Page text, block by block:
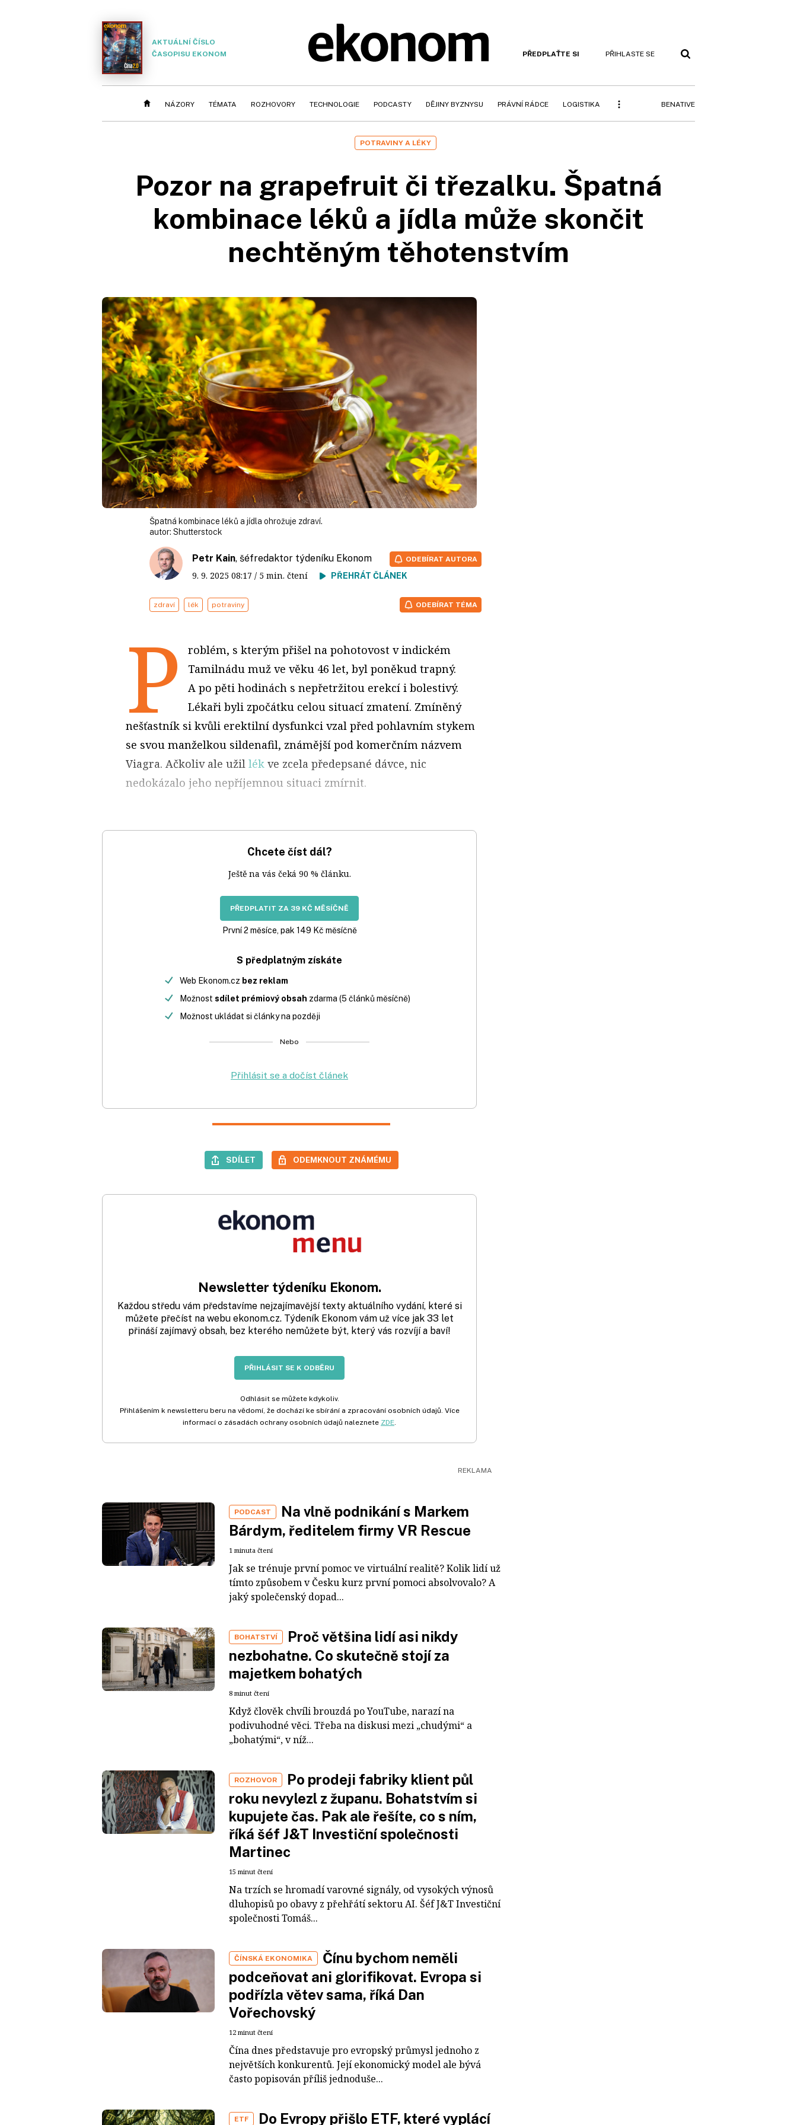
AKTUÁLNÍ ČÍSLO
ČASOPISU EKONOM
PŘEDPLAŤTE SI PŘIHLASTE SE
NÁZORY TÉMATA ROZHOVORY TECHNOLOGIE PODCASTY DĚJINY BYZNYSU PRÁVNÍ RÁDCE LOGISTIKA BENATIVE
POTRAVINY A LÉKY
Pozor na grapefruit či třezalku. Špatná
kombinace léků a jídla může skončit
nechtěným těhotenstvím
Špatná kombinace léků a jídla ohrožuje zdraví.
autor: Shutterstock
Petr Kain, šéfredaktor týdeníku Ekonom
9. 9. 2025 08:17 / 5 min. čtení PŘEHRÁT ČLÁNEK
ODEBÍRAT AUTORA
zdraví lék potraviny ODEBÍRAT TÉMA
P
roblém, s kterým přišel na pohotovost v indickém
Tamilnádu muž ve věku 46 let, byl poněkud trapný.
A po pěti hodinách s nepřetržitou erekcí i bolestivý.
Lékaři byli zpočátku celou situací zmatení. Zmíněný
nešťastník si kvůli erektilní dysfunkci vzal před pohlavním stykem
se svou manželkou sildenafil, známější pod komerčním názvem
Viagra. Ačkoliv ale užil lék ve zcela předepsané dávce, nic
nedokázalo jeho nepříjemnou situaci zmírnit.
Chcete číst dál?
Ještě na vás čeká 90 % článku.
PŘEDPLATIT ZA 39 KČ MĚSÍČNĚ
První 2 měsíce, pak 149 Kč měsíčně
S předplatným získáte
Web Ekonom.cz bez reklam
Možnost sdílet prémiový obsah zdarma (5 článků měsíčně)
Možnost ukládat si články na později
Nebo
Přihlásit se a dočíst článek
SDÍLET ODEMKNOUT ZNÁMÉMU
Newsletter týdeníku Ekonom.
Každou středu vám představíme nejzajímavější texty aktuálního vydání, které si
můžete přečíst na webu ekonom.cz. Týdeník Ekonom vám už více jak 33 let
přináší zajímavý obsah, bez kterého nemůžete být, který vás rozvíjí a baví!
PŘIHLÁSIT SE K ODBĚRU
Odhlásit se můžete kdykoliv.
Přihlášením k newsletteru beru na vědomí, že dochází ke sbírání a zpracování osobních údajů. Více
informací o zásadách ochrany osobních údajů naleznete ZDE
PODCAST
Na vlně podnikání s Markem
Bárdym, ředitelem firmy VR Rescue
1 minuta čtení
Jak se trénuje první pomoc ve virtuální realitě? Kolik lidí už
tímto způsobem v Česku kurz první pomoci absolvovalo? A
jaký společenský dopad...
BOHATSTVÍ
Proč většina lidí asi nikdy
nezbohatne. Co skutečně stojí za
majetkem bohatých
8 minut čtení
Když člověk chvíli brouzdá po YouTube, narazí na
podivuhodné věci. Třeba na diskusi mezi „chudými“ a
„bohatými“, v níž...
ROZHOVOR
Po prodeji fabriky klient půl
roku nevylezl z županu. Bohatstvím si
kupujete čas. Pak ale řešíte, co s ním,
říká šéf J&T Investiční společnosti
Martinec
15 minut čtení
Na trzích se hromadí varovné signály, od vysokých výnosů
dluhopisů po obavy z přehřátí sektoru AI. Šéf J&T Investiční
společnosti Tomáš...
ČÍNSKÁ EKONOMIKA
Čínu bychom neměli
podceňovat ani glorifikovat. Evropa si
podřízla větev sama, říká Dan
Vořechovský
12 minut čtení
Čína dnes představuje pro evropský průmysl jednoho z
největších konkurentů. Její ekonomický model ale bývá
často popisován příliš jednoduše...
ETF Do Evropy přišlo ETF, které vyplácí